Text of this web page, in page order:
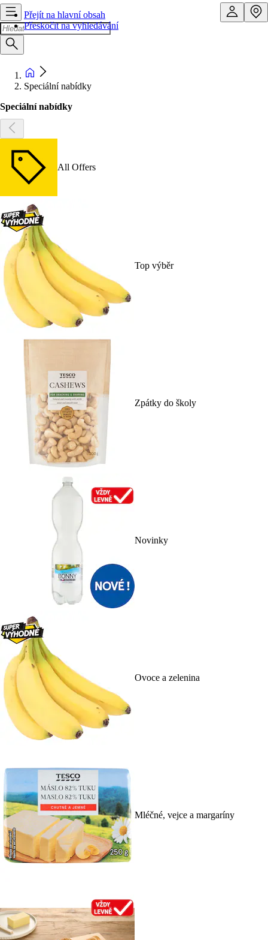
Přejít na hlavní obsah
Přeskočit na vyhledávání
Speciální nabídky
Speciální nabídky
All Offers
Top výběr
Zpátky do školy
Novinky
Ovoce a zelenina
Mléčné, vejce a margaríny